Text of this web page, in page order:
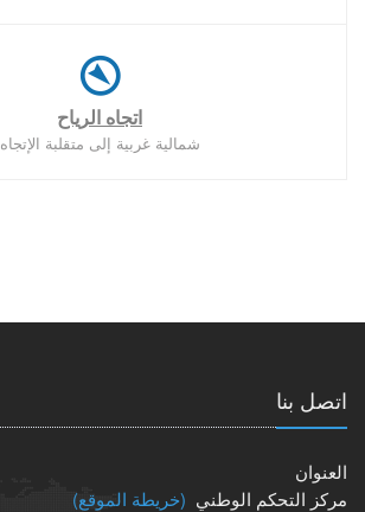
اتجاه الرياح
شمالية غربية إلى متقلبة الإتجاه
اتصل بنا
العنوان
مركز التحكم الوطني (خريطة الموقع)